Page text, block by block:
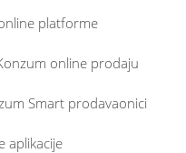
platforme
online prodaju
Smart prodavaonici
aplikacije